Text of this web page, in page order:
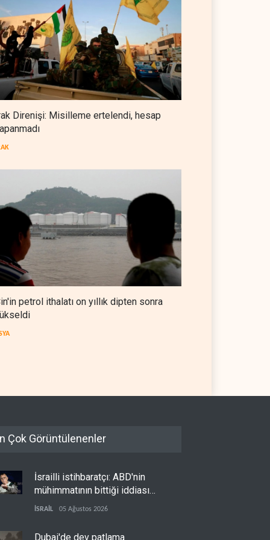
OPEC'ten ayrıldıktan
Foreign Affairs: ABD
Ortadoğu'dan elini çekmeli
BATI YARIM KÜRE 07 Ağustos 2026
Suudi Arabistan, Türkiye ve
Pakistan ortak savunma
anlaşması imzaladı
ARAP DÜNYASI 07 Ağustos 2026
Direnişi: Misilleme ertelendi, hesap
petrol ithalatı on yıllık dipten sonra
Çok Görüntülenenler
İsrailli istihbaratçı: ABD'nin
mühimmatının bittiği iddiası
bir iç kavga
İSRAİL 05 Ağustos 2026
Dubai'de dev patlama